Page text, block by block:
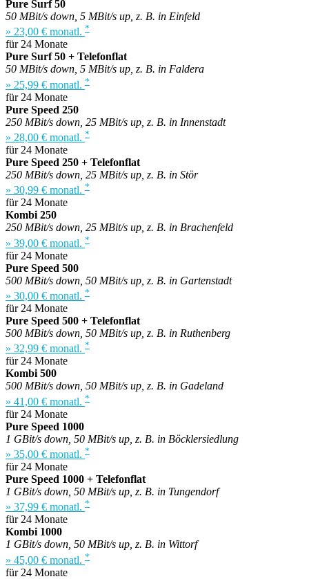
Pure Surf 50
50 MBit/s down, 5 MBit/s up, z. B. in Einfeld
» 23,00 € monatl. *
für 24 Monate
Pure Surf 50 + Telefonflat
50 MBit/s down, 5 MBit/s up, z. B. in Faldera
» 25,99 € monatl. *
für 24 Monate
Pure Speed 250
250 MBit/s down, 25 MBit/s up, z. B. in Innenstadt
» 28,00 € monatl. *
für 24 Monate
Pure Speed 250 + Telefonflat
250 MBit/s down, 25 MBit/s up, z. B. in Stör
» 30,99 € monatl. *
für 24 Monate
Kombi 250
250 MBit/s down, 25 MBit/s up, z. B. in Brachenfeld
» 39,00 € monatl. *
für 24 Monate
Pure Speed 500
500 MBit/s down, 50 MBit/s up, z. B. in Gartenstadt
» 30,00 € monatl. *
für 24 Monate
Pure Speed 500 + Telefonflat
500 MBit/s down, 50 MBit/s up, z. B. in Ruthenberg
» 32,99 € monatl. *
für 24 Monate
Kombi 500
500 MBit/s down, 50 MBit/s up, z. B. in Gadeland
» 41,00 € monatl. *
für 24 Monate
Pure Speed 1000
1 GBit/s down, 50 MBit/s up, z. B. in Böcklersiedlung
» 35,00 € monatl. *
für 24 Monate
Pure Speed 1000 + Telefonflat
1 GBit/s down, 50 MBit/s up, z. B. in Tungendorf
» 37,99 € monatl. *
für 24 Monate
Kombi 1000
1 GBit/s down, 50 MBit/s up, z. B. in Wittorf
» 45,00 € monatl. *
für 24 Monate